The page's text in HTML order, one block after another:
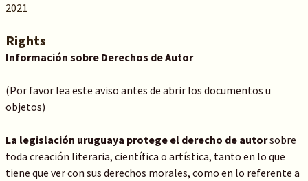
2021
Rights
Información sobre Derechos de Autor
(Por favor lea este aviso antes de abrir los documentos u
objetos)
La legislación uruguaya protege el derecho de autorsobre
toda creación literaria, científica o artística, tanto en lo que
tiene que ver con sus derechos morales, como en lo referente a